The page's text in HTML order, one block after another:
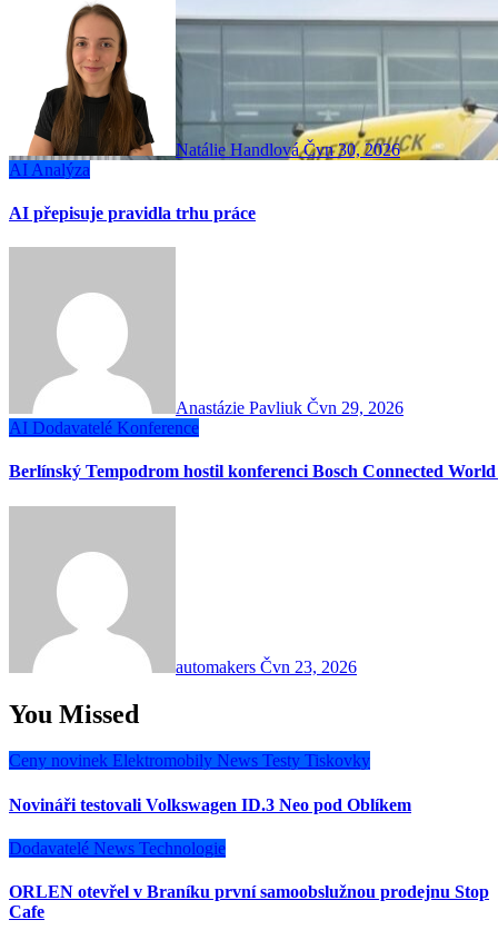
Natálie HandlováČvn 30, 2026
AI Analýza
AI přepisuje pravidla trhu práce
Anastázie Pavliuk Čvn 29, 2026
AI Dodavatelé Konference
Berlínský Tempodrom hostil konferenci Bosch Connected World
automakers Čvn 23, 2026
You Missed
Ceny novinek Elektromobily News Testy Tiskovky
Novináři testovali Volkswagen ID.3 Neo pod Oblíkem
Dodavatelé News Technologie
ORLEN otevřel v Braníku první samoobslužnou prodejnu Stop
Cafe